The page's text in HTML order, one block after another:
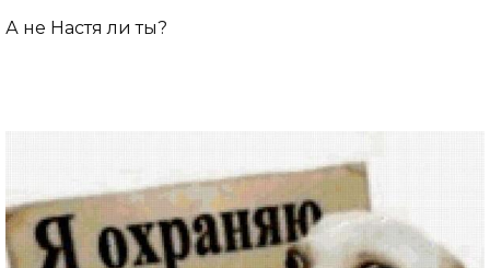
А не Настя ли ты?